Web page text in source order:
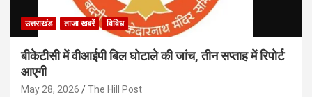
उत्तराखंड ताजा खबरें विविध
बीकेटीसी में वीआईपी बिल घोटाले की जांच, तीन सप्ताह में रिपोर्ट
आएगी
May 28, 2026 The Hill Post